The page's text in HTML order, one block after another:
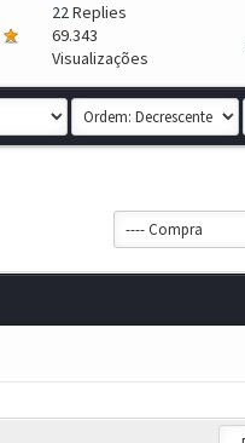
22Replies
69.343
Visualizações